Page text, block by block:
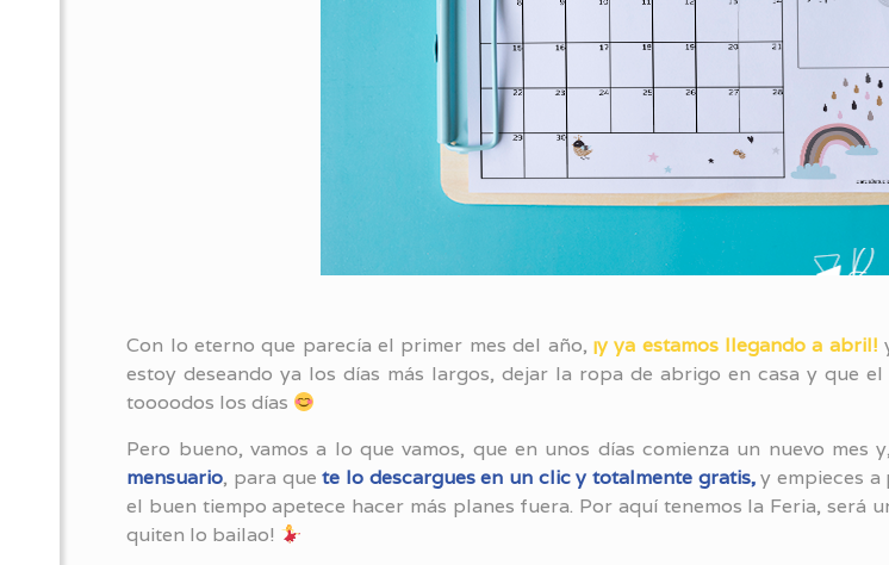
Con lo eterno que parecía el primer mes del año, ¡y ya estamos llegando a abril!
estoy deseando ya los días más largos, dejar la ropa de abrigo en casa y que
toooodos los días
Pero bueno, vamos a lo que vamos, que en unos días comienza un nuevo
mensuario, para que te lo descargues en un clic y totalmente gratis, y empieces
el buen tiempo apetece hacer más planes fuera. Por aquí tenemos la Feria, será
quiten lo bailao!